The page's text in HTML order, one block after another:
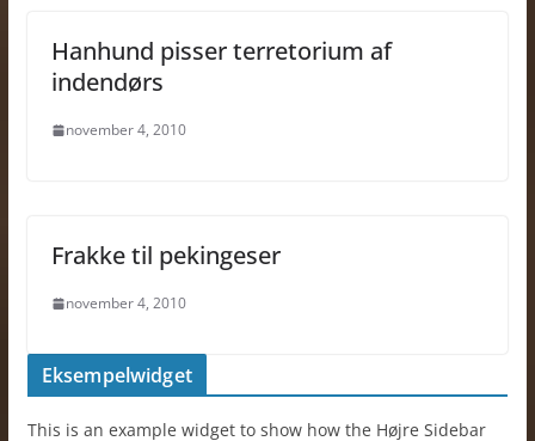
Hanhund pisser terretorium af
indendørs
november 4, 2010
Frakke til pekingeser
november 4, 2010
Eksempelwidget
This is an example widget to show how the Højre Sidebar